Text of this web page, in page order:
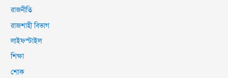
রাজনীতি
রাজশাহী বিভাগ
লাইফস্টাইল
শিক্ষা
শোক